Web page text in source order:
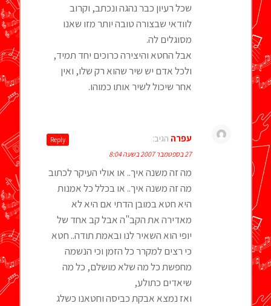
שכל רעיון כבר נהגה ונכתב, וקרוב
לוודאי שבצורה טובה יותר מזו שאנו
מסוגלים לה.
אבל החטא והיצירה כרוכים יחד תמיד,
ולכל אדם יש שיר שהוא רק שלו, ואין
אחר שיכול לשיר אותו כמוהו.
עפרה הגיב:
27 בספטמבר 2007 בשעה 8:04
מה זה משנה איך.. או אולי העיקר לכתוב
מה זה משנה איך.. או בכלל כל אמנות
היא חטא במובן הדתי אם היא לא
מאדירה את הקב"ה אבל קב אחד של
יופי הוא השאיר לנו ובאמת תודה.. חטא
כי רצים למקרר כל הזמן וכי הנשמה
מחפשת כל מה שלא מושלם, כל מה
שיאדים כתולע,
ואז נמצא אבקת כביסה וחטאנו כשלג
Reply